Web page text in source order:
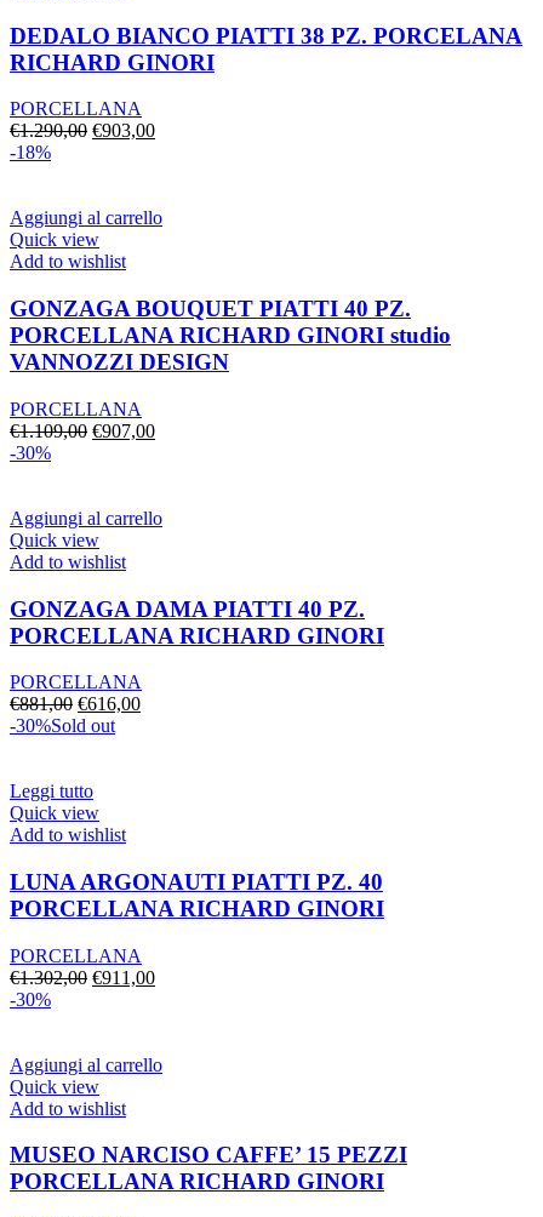
DEDALO BIANCO PIATTI 38 PZ. PORCELANA
RICHARD GINORI
PORCELLANA
€1.290,00 Il
€1.290,00.
€903,00Il
€903,00.
-18%
Aggiungi al carrello
Quick view
Add to wishlist
GONZAGA BOUQUET PIATTI 40 PZ.
PORCELLANA RICHARD GINORI studio
VANNOZZI DESIGN
PORCELLANA
€1.109,00 Il
€1.109,00.
€907,00Il
€907,00.
-30%
Aggiungi al carrello
Quick view
Add to wishlist
GONZAGA DAMA PIATTI 40 PZ.
PORCELLANA RICHARD GINORI
PORCELLANA
€881,00 Il
prezzo
€881,00.
€616,00Il
-30%Sold out
Leggi tutto
Quick view
Add to wishlist
LUNA ARGONAUTI PIATTI PZ. 40
PORCELLANA RICHARD GINORI
PORCELLANA
€1.302,00 Il
€1.302,00.
€911,00Il
€911,00.
-30%
Aggiungi al carrello
Quick view
Add to wishlist
MUSEO NARCISO CAFFE’ 15 PEZZI
PORCELLANA RICHARD GINORI